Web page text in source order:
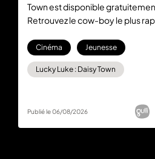
Town est disponible
Retrouvez le cow-boy le plus
abonnement.
Cinéma Jeunesse
Lucky Luke : Daisy Town
Publié le 06/08/2026